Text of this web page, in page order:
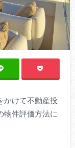
かけて不動産投
物件評価方法に